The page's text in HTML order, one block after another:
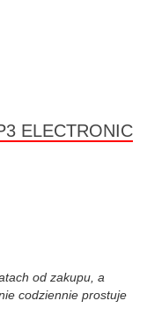
ELECTRONIC
od zakupu, a
codziennie prostuje